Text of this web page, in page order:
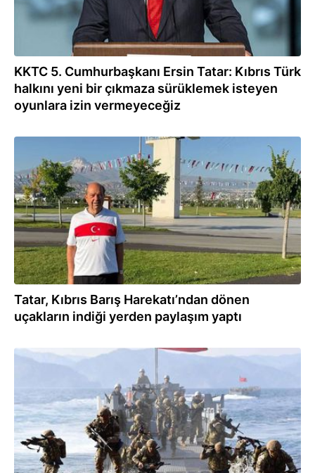
KKTC 5. Cumhurbaşkanı Ersin Tatar: Kıbrıs Türk
halkını yeni bir çıkmaza sürüklemek isteyen
oyunlara izin vermeyeceğiz
Tatar, Kıbrıs Barış Harekatı’ndan dönen
uçakların indiği yerden paylaşım yaptı
02.08.2026